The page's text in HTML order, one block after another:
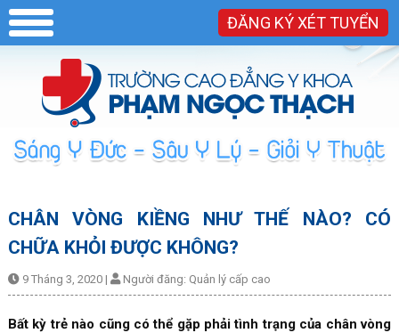
ĐĂNG KÝ XÉT TUYỂN
CHÂN VÒNG KIỀNG NHƯ THẾ NÀO? CÓ
CHỮA KHỎI ĐƯỢC KHÔNG?
9 Tháng 3, 2020 | Người đăng: Quản lý cấp cao
Bất kỳ trẻ nào cũng có thể gặp phải tình trạng của chân vòng